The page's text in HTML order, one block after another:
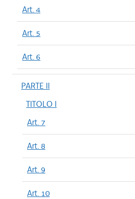
Art. 4
Art. 5
Art. 6
PARTE II
TITOLO I
Art. 7
Art. 8
Art. 9
Art. 10